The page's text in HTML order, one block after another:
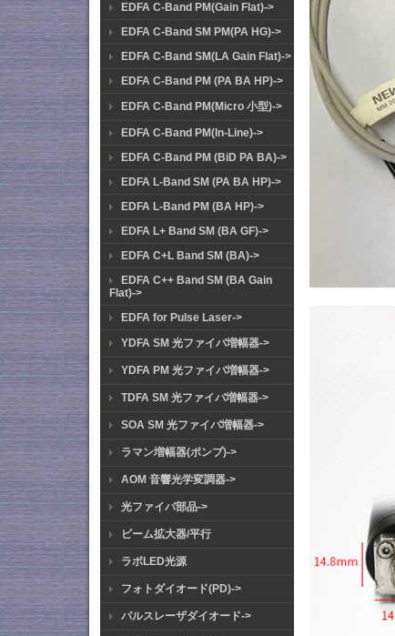
EDFA C-Band PM(Gain Flat)->
EDFA C-Band SM PM(PA HG)->
EDFA C-Band SM(LA Gain Flat)->
EDFA C-Band PM (PA BA HP)->
EDFA C-Band PM(Micro 小型)->
EDFA C-Band PM(In-Line)->
EDFA C-Band PM (BiD PA BA)->
EDFA L-Band SM (PA BA HP)->
EDFA L-Band PM (BA HP)->
EDFA L+ Band SM (BA GF)->
EDFA C+L Band SM (BA)->
EDFA C++ Band SM (BA Gain
Flat)->
EDFA for Pulse Laser->
YDFA SM 光ファイバ増幅器->
YDFA PM 光ファイバ増幅器->
TDFA SM 光ファイバ増幅器->
SOA SM 光ファイバ増幅器->
ラマン増幅器(ポンプ)->
AOM 音響光学変調器->
光ファイバ部品->
ビーム拡大器/平行
ラボLED光源
フォトダイオード(PD)->
パルスレーザダイオード->